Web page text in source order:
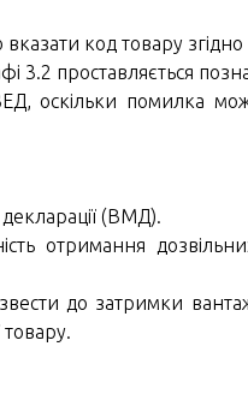
вказати код товару
3.2 проставляється
оскільки помилка
(ВМД).
отримання
до затримки
товару.